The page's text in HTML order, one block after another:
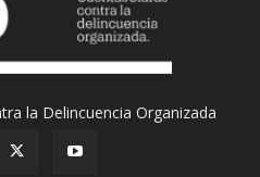
la Delincuencia Organizada